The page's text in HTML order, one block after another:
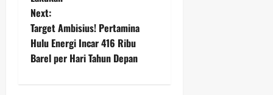
s
t
n
Next:
Target Ambisius! Pertamina
Hulu Energi Incar 416 Ribu
Barel per Hari Tahun Depan